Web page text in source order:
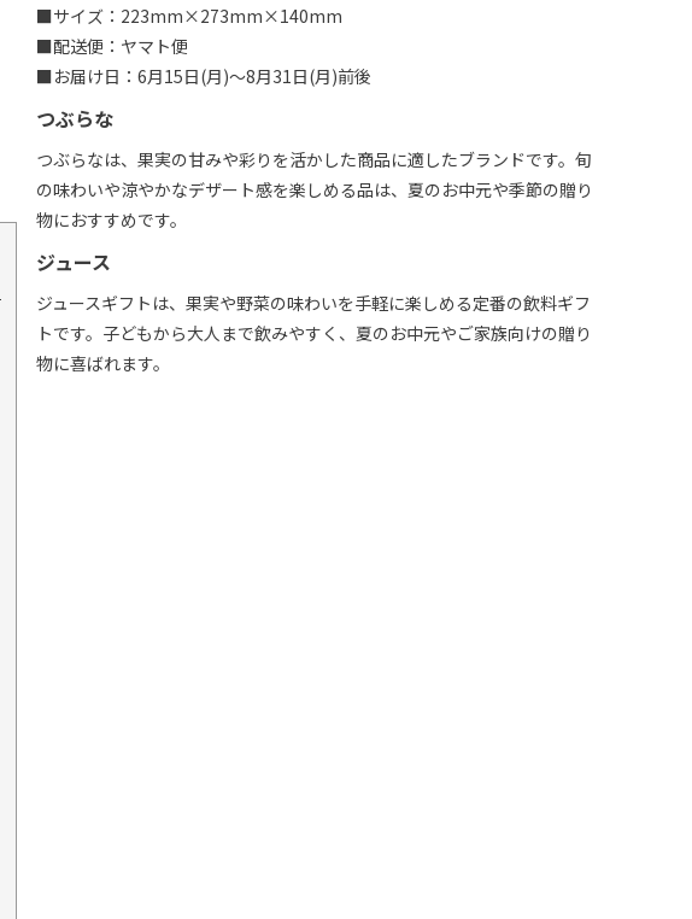
■サイズ：223mm×273mm×140mm
■配送便：ヤマト便
■お届け日：6月15日(月)～8月31日(月)前後
つぶらな
つぶらなは、果実の甘みや彩りを活かした商品に適したブランドです。旬
の味わいや涼やかなデザート感を楽しめる品は、夏のお中元や季節の贈り
物におすすめです。
ジュース
ジュースギフトは、果実や野菜の味わいを手軽に楽しめる定番の飲料ギフ
トです。子どもから大人まで飲みやすく、夏のお中元やご家族向けの贈り
物に喜ばれます。